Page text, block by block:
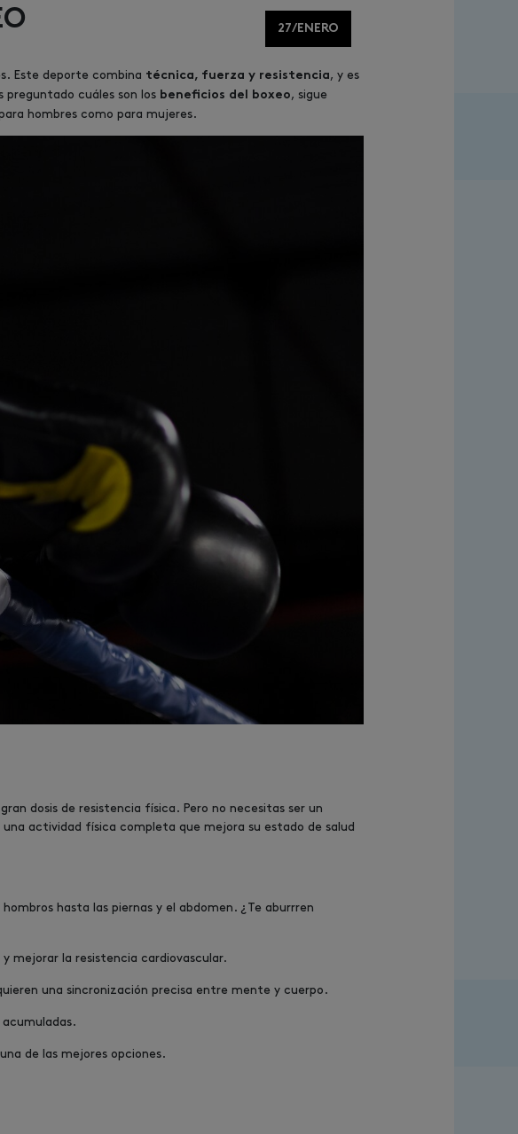
27/ENERO
Este deporte combina técnica, fuerza y resistencia, y es
preguntado cuáles son los beneficios del boxeo, sigue
hombres como para mujeres.
dosis de resistencia física. Pero no necesitas ser un
actividad física completa que mejora su estado de salud
hasta las piernas y el abdomen. ¿Te aburrren
mejorar la resistencia cardiovascular.
una sincronización precisa entre mente y cuerpo.
de las mejores opciones.